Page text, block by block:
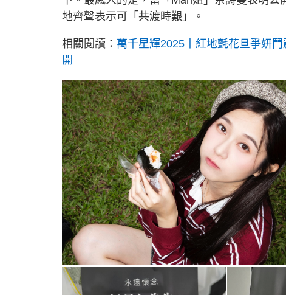
地齊聲表示可「共渡時艱」。
相關閱讀： 萬千星輝2025丨紅地氈花旦爭妍
開